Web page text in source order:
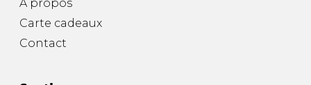
À propos
Carte cadeaux
Contact